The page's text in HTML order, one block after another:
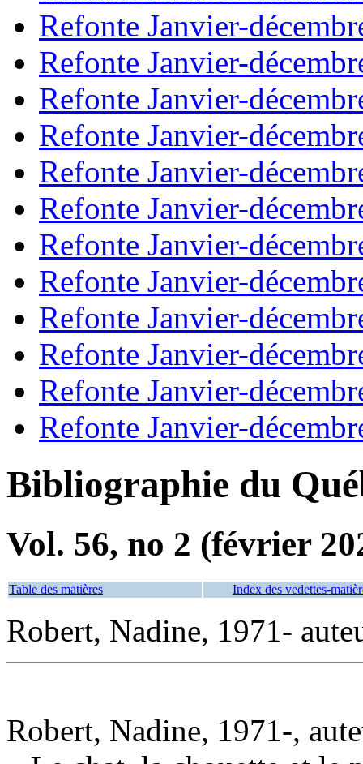
Refonte Janvier-
Refonte Janvier-
Refonte Janvier-
Refonte Janvier-
Refonte Janvier-
Refonte Janvier-
Refonte Janvier-
Refonte Janvier-
Refonte Janvier-
Refonte Janvier-
Refonte Janvier-
Refonte Janvier-
Bibliographie du
Vol. 56, no 2 (février
Table des matières Index des vedettes-
Robert, Nadine, 1971-
Robert, Nadine, 1971-,